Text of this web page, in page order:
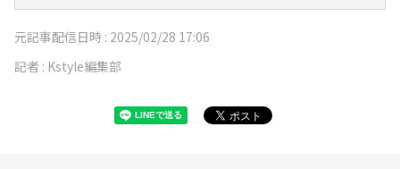
元記事配信日時 : 2025/02/28 17:06
記者 : Kstyle編集部